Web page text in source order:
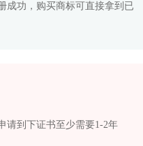
成功，购买商标可直接拿到已
请到下证书至少需要1-2年